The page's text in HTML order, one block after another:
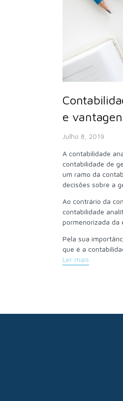
e
Julho 8, 2019
A contabilidade
contabilidade de
um ramo da
decisões sobre a
Ao contrário da
contabilidade
pormenorizada da
Pela sua
que é a
Ler mais